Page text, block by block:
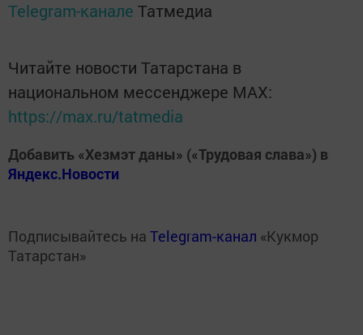
Telegram-канале Татмедиа
Читайте новости Татарстана в
национальном мессенджере MАХ:
https://max.ru/tatmedia
Добавить «Хезмэт даны» («Трудовая слава») в
Яндекс.Новости
Подписывайтесь на Telegram-канал «Кукмор
Татарстан»